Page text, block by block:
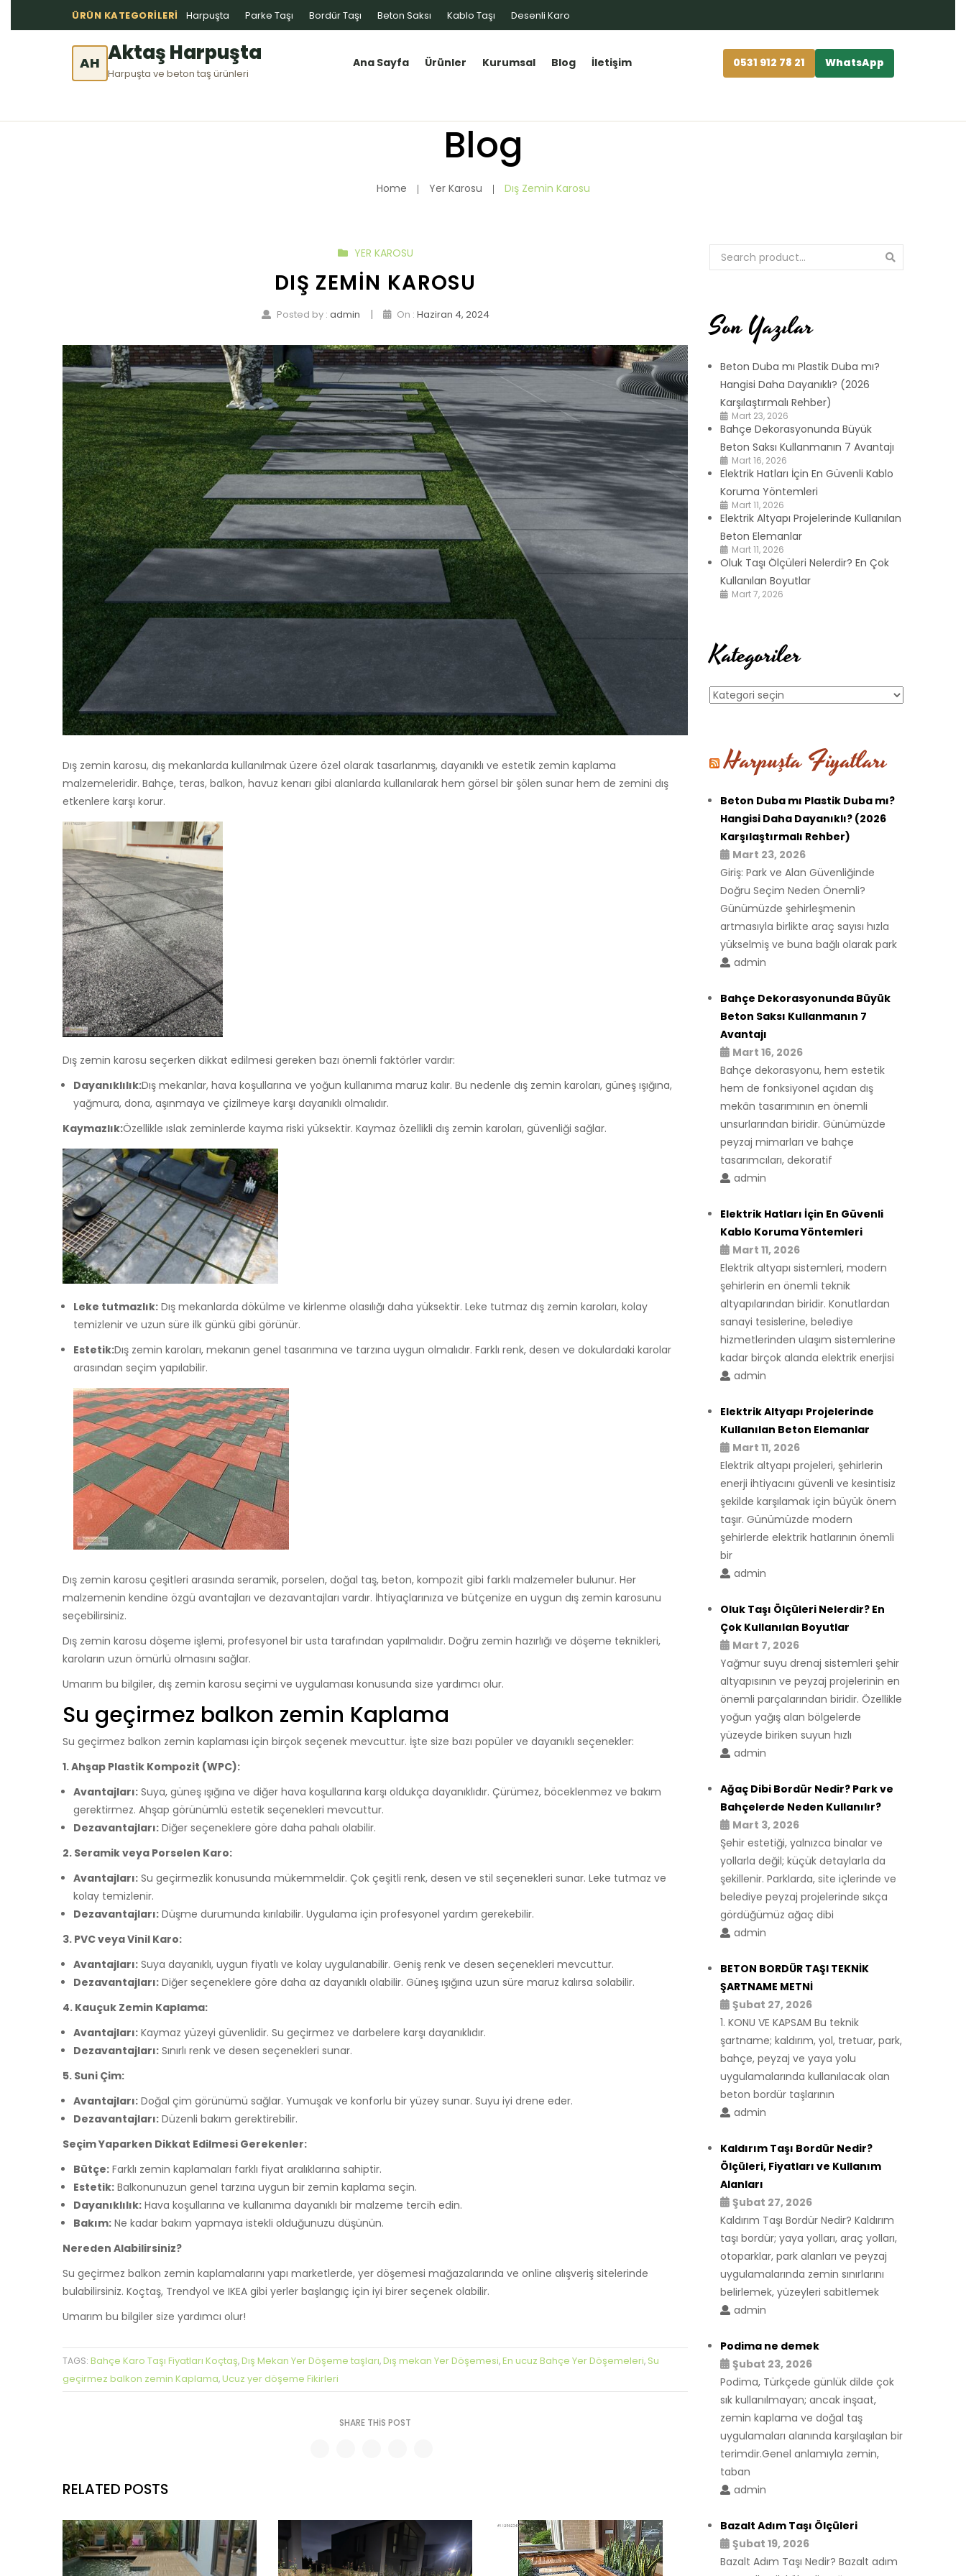
ÜRÜN KATEGORILERI Harpuşta Parke Taşı Bordür Taşı Beton Saksı Kablo Taşı Desenli Karo
AH Aktaş Harpuşta
Harpuşta ve beton taş ürünleri
Ana Sayfa Ürünler Kurumsal Blog İletişim 0531 912 78 21 WhatsApp
Blog
Home Yer Karosu Dış Zemin Karosu
YER KAROSU
DIŞ ZEMIN KAROSU
Posted by : admin | On : Haziran 4, 2024
Dış zemin karosu, dış mekanlarda kullanılmak üzere özel olarak tasarlanmış, dayanıklı ve estetik zemin kaplama
malzemeleridir. Bahçe, teras, balkon, havuz kenarı gibi alanlarda kullanılarak hem görsel bir şölen sunar hem de zemini dış
etkenlere karşı korur.
Dış zemin karosu seçerken dikkat edilmesi gereken bazı önemli faktörler vardır:
Dayanıklılık:Dış mekanlar, hava koşullarına ve yoğun kullanıma maruz kalır. Bu nedenle dış zemin karoları, güneş ışığına,
yağmura, dona, aşınmaya ve çizilmeye karşı dayanıklı olmalıdır.
Kaymazlık:Özellikle ıslak zeminlerde kayma riski yüksektir. Kaymaz özellikli dış zemin karoları, güvenliği sağlar.
Leke tutmazlık: Dış mekanlarda dökülme ve kirlenme olasılığı daha yüksektir. Leke tutmaz dış zemin karoları, kolay
temizlenir ve uzun süre ilk günkü gibi görünür.
Estetik:Dış zemin karoları, mekanın genel tasarımına ve tarzına uygun olmalıdır. Farklı renk, desen ve dokulardaki karolar
arasından seçim yapılabilir.
Dış zemin karosu çeşitleri arasında seramik, porselen, doğal taş, beton, kompozit gibi farklı malzemeler bulunur. Her
malzemenin kendine özgü avantajları ve dezavantajları vardır. İhtiyaçlarınıza ve bütçenize en uygun dış zemin karosunu
seçebilirsiniz.
Dış zemin karosu döşeme işlemi, profesyonel bir usta tarafından yapılmalıdır. Doğru zemin hazırlığı ve döşeme teknikleri,
karoların uzun ömürlü olmasını sağlar.
Umarım bu bilgiler, dış zemin karosu seçimi ve uygulaması konusunda size yardımcı olur.
Su geçirmez balkon zemin Kaplama
Su geçirmez balkon zemin kaplaması için birçok seçenek mevcuttur. İşte size bazı popüler ve dayanıklı seçenekler:
1. Ahşap Plastik Kompozit (WPC):
Avantajları: Suya, güneş ışığına ve diğer hava koşullarına karşı oldukça dayanıklıdır. Çürümez, böceklenmez ve bakım
gerektirmez. Ahşap görünümlü estetik seçenekleri mevcuttur.
Dezavantajları: Diğer seçeneklere göre daha pahalı olabilir.
2. Seramik veya Porselen Karo:
Avantajları: Su geçirmezlik konusunda mükemmeldir. Çok çeşitli renk, desen ve stil seçenekleri sunar. Leke tutmaz ve
kolay temizlenir.
Dezavantajları: Düşme durumunda kırılabilir. Uygulama için profesyonel yardım gerekebilir.
3. PVC veya Vinil Karo:
Avantajları: Suya dayanıklı, uygun fiyatlı ve kolay uygulanabilir. Geniş renk ve desen seçenekleri mevcuttur.
Dezavantajları: Diğer seçeneklere göre daha az dayanıklı olabilir. Güneş ışığına uzun süre maruz kalırsa solabilir.
4. Kauçuk Zemin Kaplama:
Avantajları: Kaymaz yüzeyi güvenlidir. Su geçirmez ve darbelere karşı dayanıklıdır.
Dezavantajları: Sınırlı renk ve desen seçenekleri sunar.
5. Suni Çim:
Avantajları: Doğal çim görünümü sağlar. Yumuşak ve konforlu bir yüzey sunar. Suyu iyi drene eder.
Dezavantajları: Düzenli bakım gerektirebilir.
Seçim Yaparken Dikkat Edilmesi Gerekenler:
Bütçe: Farklı zemin kaplamaları farklı fiyat aralıklarına sahiptir.
Estetik: Balkonunuzun genel tarzına uygun bir zemin kaplama seçin.
Dayanıklılık: Hava koşullarına ve kullanıma dayanıklı bir malzeme tercih edin.
Bakım: Ne kadar bakım yapmaya istekli olduğunuzu düşünün.
Nereden Alabilirsiniz?
Su geçirmez balkon zemin kaplamalarını yapı marketlerde, yer döşemesi mağazalarında ve online alışveriş sitelerinde
bulabilirsiniz. Koçtaş, Trendyol ve IKEA gibi yerler başlangıç için iyi birer seçenek olabilir.
Umarım bu bilgiler size yardımcı olur!
TAGS: Bahçe Karo Taşı Fiyatları Koçtaş,Dış Mekan Yer Döşeme taşları,Dış mekan Yer Döşemesi,En ucuz Bahçe Yer Döşemeleri, Su
geçirmez balkon zemin Kaplama,Ucuz yer döşeme Fikirleri
SHARE THIS POST
RELATED POSTS
Son Yazılar
Beton Duba mı Plastik Duba mı?
Hangisi Daha Dayanıklı? (2026
Karşılaştırmalı Rehber)
Mart 23, 2026
Bahçe Dekorasyonunda Büyük
Beton Saksı Kullanmanın 7 Avantajı
Mart 16, 2026
Elektrik Hatları İçin En Güvenli Kablo
Koruma Yöntemleri
Mart 11, 2026
Elektrik Altyapı Projelerinde Kullanılan
Beton Elemanlar
Mart 11, 2026
Oluk Taşı Ölçüleri Nelerdir? En Çok
Kullanılan Boyutlar
Mart 7, 2026
Kategoriler
Kategoriler
Harpuşta Fiyatları
Beton Duba mı Plastik Duba mı?
Hangisi Daha Dayanıklı? (2026
Karşılaştırmalı Rehber)
Mart 23, 2026
Giriş: Park ve Alan Güvenliğinde
Doğru Seçim Neden Önemli?
Günümüzde şehirleşmenin
artmasıyla birlikte araç sayısı hızla
yükselmiş ve buna bağlı olarak park
admin
Bahçe Dekorasyonunda Büyük
Beton Saksı Kullanmanın 7
Avantajı
Mart 16, 2026
Bahçe dekorasyonu, hem estetik
hem de fonksiyonel açıdan dış
mekân tasarımının en önemli
unsurlarından biridir. Günümüzde
peyzaj mimarları ve bahçe
tasarımcıları, dekoratif
admin
Elektrik Hatları İçin En Güvenli
Kablo Koruma Yöntemleri
Mart 11, 2026
Elektrik altyapı sistemleri, modern
şehirlerin en önemli teknik
altyapılarından biridir. Konutlardan
sanayi tesislerine, belediye
hizmetlerinden ulaşım sistemlerine
kadar birçok alanda elektrik enerjisi
admin
Elektrik Altyapı Projelerinde
Kullanılan Beton Elemanlar
Mart 11, 2026
Elektrik altyapı projeleri, şehirlerin
enerji ihtiyacını güvenli ve kesintisiz
şekilde karşılamak için büyük önem
taşır. Günümüzde modern
şehirlerde elektrik hatlarının önemli
bir
admin
Oluk Taşı Ölçüleri Nelerdir? En
Çok Kullanılan Boyutlar
Mart 7, 2026
Yağmur suyu drenaj sistemleri şehir
altyapısının ve peyzaj projelerinin en
önemli parçalarından biridir. Özellikle
yoğun yağış alan bölgelerde
yüzeyde biriken suyun hızlı
admin
Ağaç Dibi Bordür Nedir? Park ve
Bahçelerde Neden Kullanılır?
Mart 3, 2026
Şehir estetiği, yalnızca binalar ve
yollarla değil; küçük detaylarla da
şekillenir. Parklarda, site içlerinde ve
belediye peyzaj projelerinde sıkça
gördüğümüz ağaç dibi
admin
BETON BORDÜR TAŞI TEKNİK
ŞARTNAME METNİ
Şubat 27, 2026
1. KONU VE KAPSAM Bu teknik
şartname; kaldırım, yol, tretuar, park,
bahçe, peyzaj ve yaya yolu
uygulamalarında kullanılacak olan
beton bordür taşlarının
admin
Kaldırım Taşı Bordür Nedir?
Ölçüleri, Fiyatları ve Kullanım
Alanları
Şubat 27, 2026
Kaldırım Taşı Bordür Nedir? Kaldırım
taşı bordür; yaya yolları, araç yolları,
otoparklar, park alanları ve peyzaj
uygulamalarında zemin sınırlarını
belirlemek, yüzeyleri sabitlemek
admin
Podima ne demek
Şubat 23, 2026
Podima, Türkçede günlük dilde çok
sık kullanılmayan; ancak inşaat,
zemin kaplama ve doğal taş
uygulamaları alanında karşılaşılan bir
terimdir.Genel anlamıyla zemin,
taban
admin
Bazalt Adım Taşı Ölçüleri
Şubat 19, 2026
Bazalt Adım Taşı Nedir? Bazalt adım